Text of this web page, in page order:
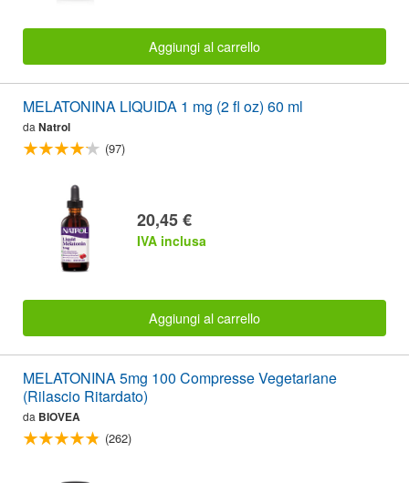
Aggiungi al carrello
MELATONINA LIQUIDA 1 mg (2 fl oz) 60 ml
da Natrol
(97)
20,45 €
IVA inclusa
Aggiungi al carrello
MELATONINA 5mg 100 Compresse Vegetariane
(Rilascio Ritardato)
da BIOVEA
(262)